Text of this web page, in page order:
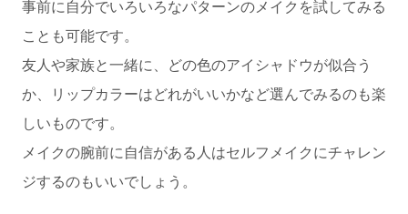
事前に自分でいろいろなパターンのメイクを試してみる
ことも可能です。
友人や家族と一緒に、どの色のアイシャドウが似合う
か、リップカラーはどれがいいかなど選んでみるのも楽
しいものです。
メイクの腕前に自信がある人はセルフメイクにチャレン
ジするのもいいでしょう。